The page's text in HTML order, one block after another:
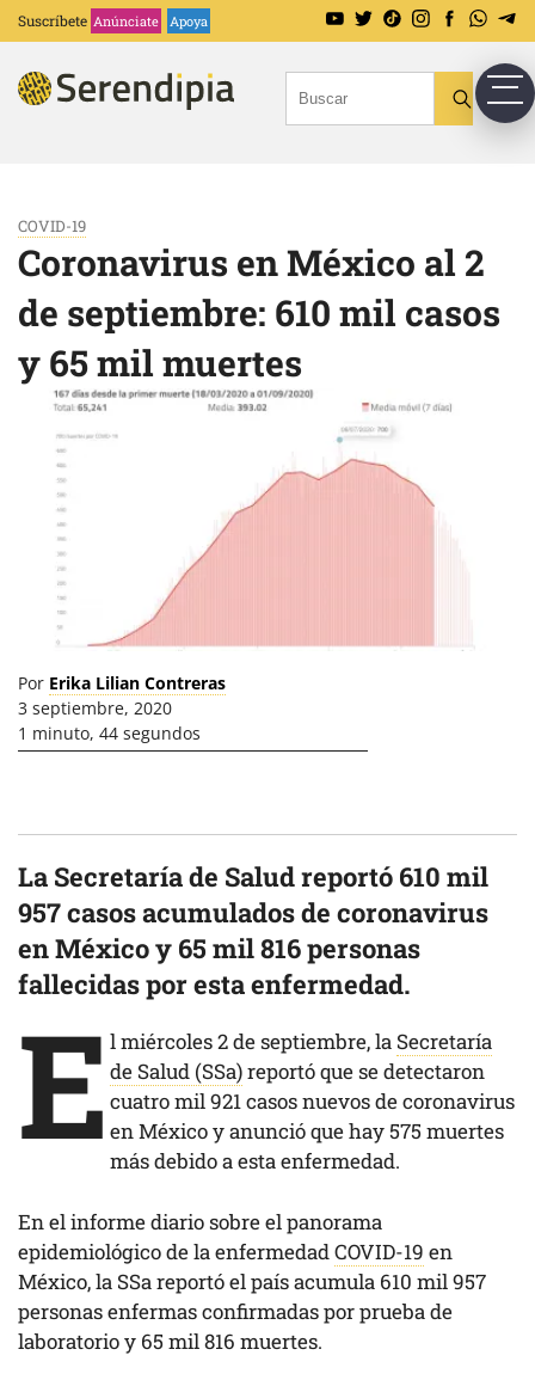
Suscríbete Anúnciate Apoya
COVID-19
Coronavirus en México al 2
de septiembre: 610 mil casos
y 65 mil muertes
Por Erika Lilian Contreras
3 septiembre, 2020
1 minuto, 44 segundos
La Secretaría de Salud reportó 610 mil
957 casos acumulados de coronavirus
en México y 65 mil 816 personas
fallecidas por esta enfermedad.
E l miércoles 2 de septiembre, la Secretaría
de Salud (SSa)reportó que se detectaron
cuatro mil 921 casos nuevos de coronavirus
en México y anunció que hay 575 muertes
más debido a esta enfermedad.
En el informe diario sobre el panorama
epidemiológico de la enfermedad COVID-19 en
México, la SSa reportó el país acumula 610 mil 957
personas enfermas confirmadas por prueba de
laboratorio y 65 mil 816 muertes.